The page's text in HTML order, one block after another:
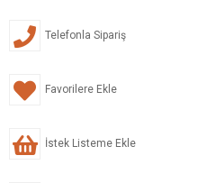
Telefonla Sipariş
Favorilere Ekle
İstek Listeme Ekle